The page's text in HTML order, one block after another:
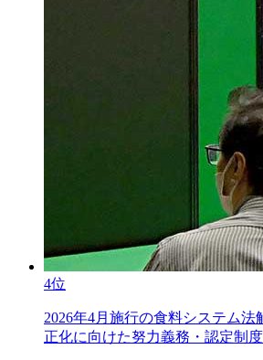
4位
2026年4月施行の食料システム法
正化に向けた努力義務・認定制